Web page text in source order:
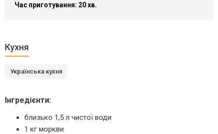
Час приготування: 20 хв.
Кухня
Українська кухня
Інгредієнти:
близько 1,5 л чистої води
1 кг моркви